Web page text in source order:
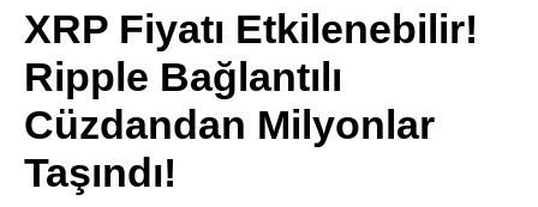
Youtube
XRP Fiyatı Etkilenebilir!
Ripple Bağlantılı
Cüzdandan Milyonlar
Taşındı!